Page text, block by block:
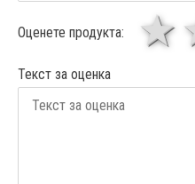
Оценете продукта:
Текст за оценка